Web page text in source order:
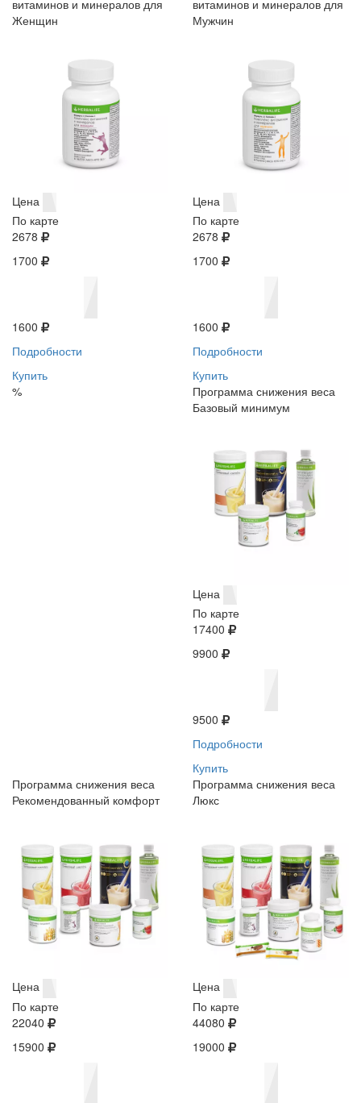
витаминов и минералов для
Женщин
Цена
По карте
2678
1700
1600
Подробности
Купить
%
витаминов и минералов для
Мужчин
Цена
По карте
2678
1700
1600
Подробности
Купить
Программа снижения веса
Базовый минимум
Цена
По карте
17400
9900
9500
Подробности
Купить
Программа снижения веса
Рекомендованный комфорт
Цена
По карте
22040
15900
Программа снижения веса
Люкс
Цена
По карте
44080
19000